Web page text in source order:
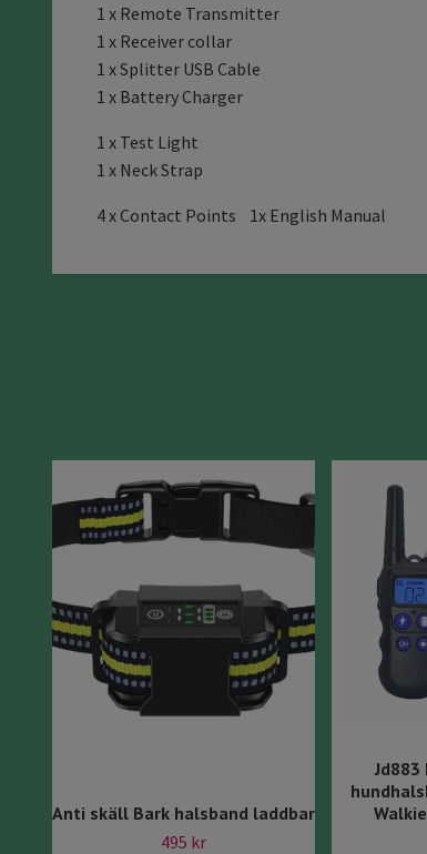
1 x Remote Transmitter
1 x Receiver collar
1 x Splitter USB Cable
1 x Battery Charger
1 x Test Light
1 x Neck Strap
4 x Contact Points 1x English Manual
Anti skäll Bark halsband laddbar
495 kr